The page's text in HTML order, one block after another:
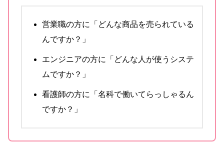
営業職の方に「どんな商品を売られている
んですか？」
エンジニアの方に「どんな人が使うシステ
ムですか？」
看護師の方に「名科で働いてらっしゃるん
ですか？」